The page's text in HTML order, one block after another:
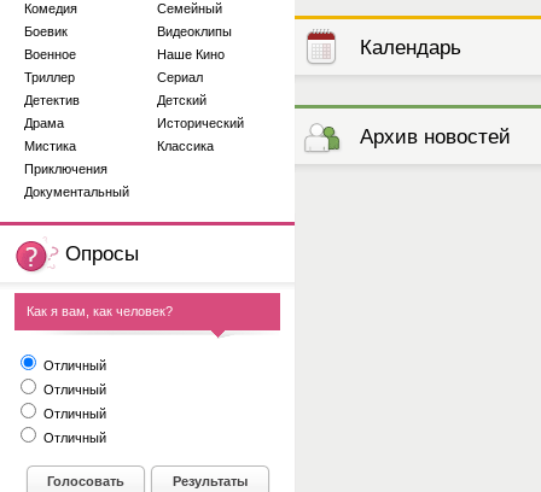
Комедия
Боевик
Военное
Триллер
Детектив
Драма
Мистика
Приключения
Документальный
Семейный
Видеоклипы
Наше Кино
Сериал
Детский
Исторический
Классика
Опросы
Как я вам, как человек?
Отличный
Отличный
Отличный
Отличный
Календарь
выступлений
Архив новостей